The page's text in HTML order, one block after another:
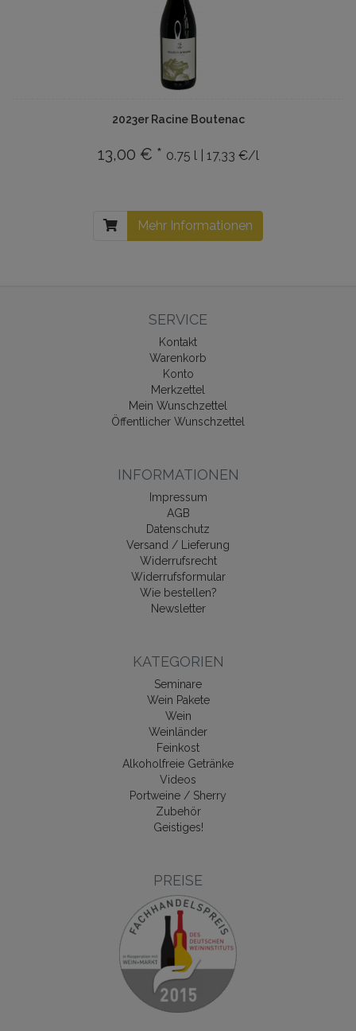
2023er Racine Boutenac
13,00 € * 0.75 l | 17,33 €/l
Mehr Informationen
SERVICE
Kontakt
Warenkorb
Konto
Merkzettel
Mein Wunschzettel
Öffentlicher Wunschzettel
INFORMATIONEN
Impressum
AGB
Datenschutz
Versand / Lieferung
Widerrufsrecht
Widerrufsformular
Wie bestellen?
Newsletter
KATEGORIEN
Seminare
Wein Pakete
Wein
Weinländer
Feinkost
Alkoholfreie Getränke
Videos
Portweine / Sherry
Zubehör
Geistiges!
PREISE